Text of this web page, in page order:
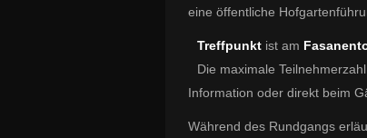
eine öffentliche
Treffpunkt ist am
Die maximale
Information oder direkt beim
Während des Rundgangs